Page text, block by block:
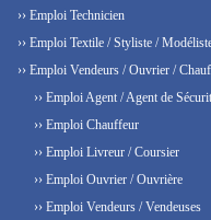
›› Emploi Technicien
›› Emploi Textile / Styliste /
›› Emploi Vendeurs / Ouvrier /
›› Emploi Agent / Agent de
›› Emploi Chauffeur
›› Emploi Livreur / Coursier
›› Emploi Ouvrier / Ouvrière
›› Emploi Vendeurs / Vendeuses